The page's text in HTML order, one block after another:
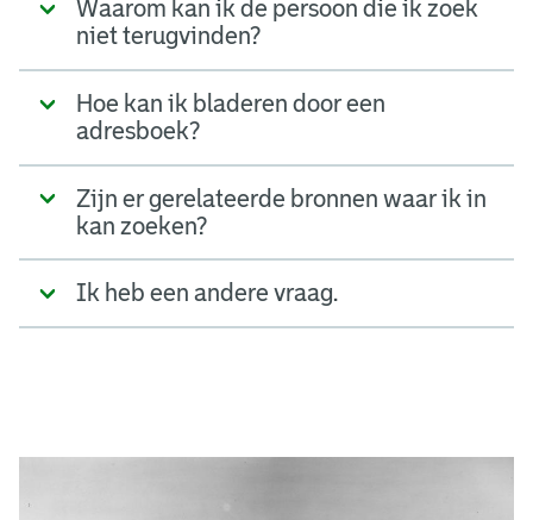
Waarom kan ik de persoon die ik zoek
niet terugvinden?
Hoe kan ik bladeren door een
adresboek?
Zijn er gerelateerde bronnen waar ik in
kan zoeken?
Ik heb een andere vraag.
e